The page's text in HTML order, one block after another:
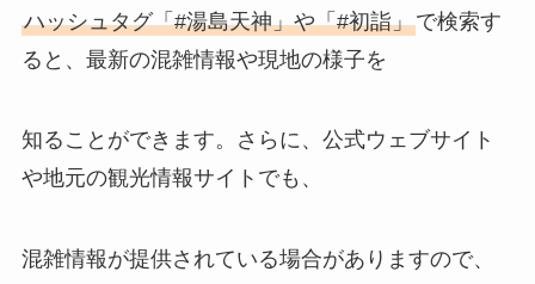
ハッシュタグ「#湯島天神」や「#初詣」で検索す
ると、最新の混雑情報や現地の様子を
知ることができます。さらに、公式ウェブサイト
や地元の観光情報サイトでも、
混雑情報が提供されている場合がありますので、